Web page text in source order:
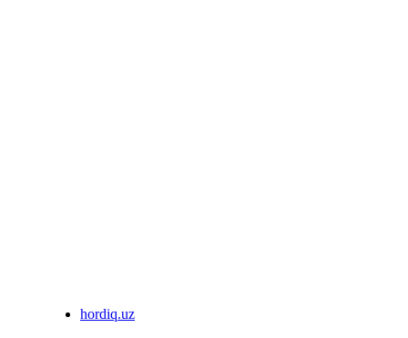
hordiq.uz